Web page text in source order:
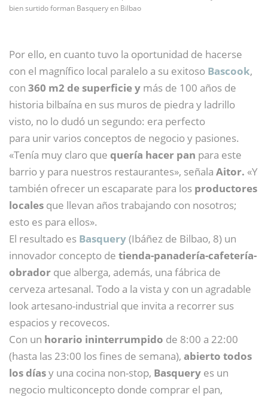
bien surtido forman Basquery en Bilbao
Por ello, en cuanto tuvo la oportunidad de hacerse
con el magnífico local paralelo a su exitoso Bascook,
con 360 m2 de superficie y más de 100 años de
historia bilbaína en sus muros de piedra y ladrillo
visto, no lo dudó un segundo: era perfecto
para unir varios conceptos de negocio y pasiones.
«Tenía muy claro que quería hacer pan para este
barrio y para nuestros restaurantes», señala Aitor. «Y
también ofrecer un escaparate para los productores
locales que llevan años trabajando con nosotros;
esto es para ellos».
El resultado es Basquery(Ibáñez de Bilbao, 8) un
innovador concepto de tienda-panadería-cafetería-
obrador que alberga, además, una fábrica de
cerveza artesanal. Todo a la vista y con un agradable
look artesano-industrial que invita a recorrer sus
espacios y recovecos.
Con un horario ininterrumpido de 8:00 a 22:00
(hasta las 23:00 los fines de semana), abierto todos
los díasy una cocina non-stop, Basquery es un
negocio multiconcepto donde comprar el pan,